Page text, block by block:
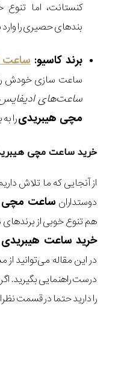
کنستانت، اما
بند‌های حصیری را وارد
برند کاسیو: ساعت
ساعت سازی خودش را
ساعت‌های
مچی هیبریدیرا
خرید ساعت مچی
از آنجایی که ما تلاش
دوستداران ساعت مچی
هم تنوع خوبی از برندهای
خرید ساعت
در این مقاله می‌توانید
درست راهنمایی بگیرید.
را دارید حتما در قسمت